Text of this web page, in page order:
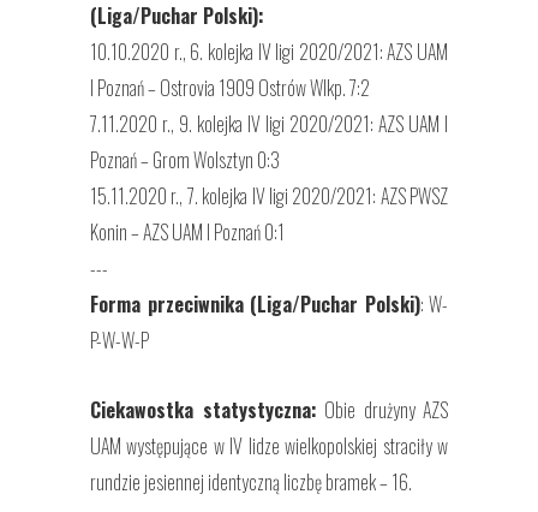
(Liga/Puchar Polski):
10.10.2020 r., 6. kolejka IV ligi 2020/2021: AZS UAM
I Poznań – Ostrovia 1909 Ostrów Wlkp. 7:2
7.11.2020 r., 9. kolejka IV ligi 2020/2021: AZS UAM I
Poznań – Grom Wolsztyn 0:3
15.11.2020 r., 7. kolejka IV ligi 2020/2021: AZS PWSZ
Konin – AZS UAM I Poznań 0:1
---
Forma przeciwnika (Liga/Puchar Polski): W-
P-W-W-P
Ciekawostka statystyczna: Obie drużyny AZS
UAM występujące w IV lidze wielkopolskiej straciły w
rundzie jesiennej identyczną liczbę bramek – 16.